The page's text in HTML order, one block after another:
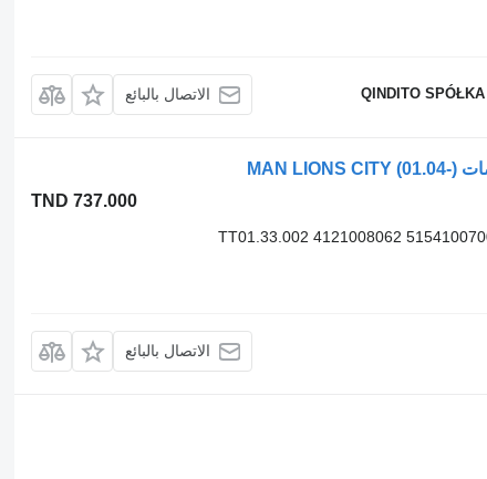
QINDITO الاتصال بالبائع
TND 737.000
TT01.33.002 4121008062
الاتصال بالبائع